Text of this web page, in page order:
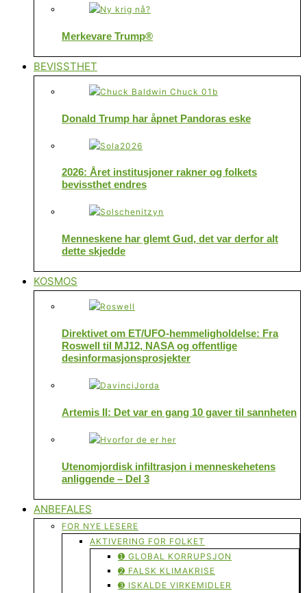
Merkevare Trump®
BEVISSTHET
Donald Trump har åpnet Pandoras eske
2026: Året institusjoner rakner og folkets
bevissthet endres
Menneskene har glemt Gud, det var derfor alt
dette skjedde
KOSMOS
Direktivet om ET/UFO-hemmeligholdelse: Fra
Roswell til MJ12, NASA og offentlige
desinformasjonsprosjekter
Artemis II: Det var en gang 10 gaver til sannheten
Utenomjordisk infiltrasjon i menneskehetens
anliggende – Del 3
ANBEFALES
FOR NYE LESERE
AKTIVERING FOR FOLKET
➊ GLOBAL KORRUPSJON
➋ FALSK KLIMAKRISE
➌ ISKALDE VIRKEMIDLER